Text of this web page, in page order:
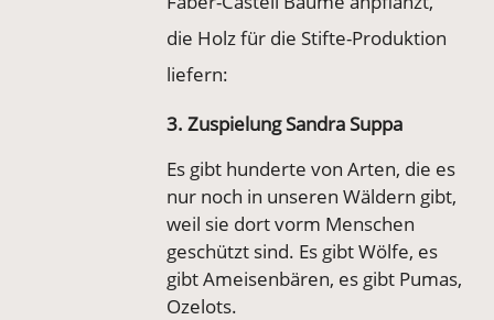
die Holz für die Stifte-Produktion
liefern:
3. Zuspielung Sandra Suppa
Es gibt hunderte von Arten, die es
nur noch in unseren Wäldern gibt,
weil sie dort vorm Menschen
geschützt sind. Es gibt Wölfe, es
gibt Ameisenbären, es gibt Pumas,
Ozelots.